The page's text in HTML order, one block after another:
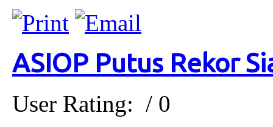
ASIOP Putus Rekor
User Rating: / 0